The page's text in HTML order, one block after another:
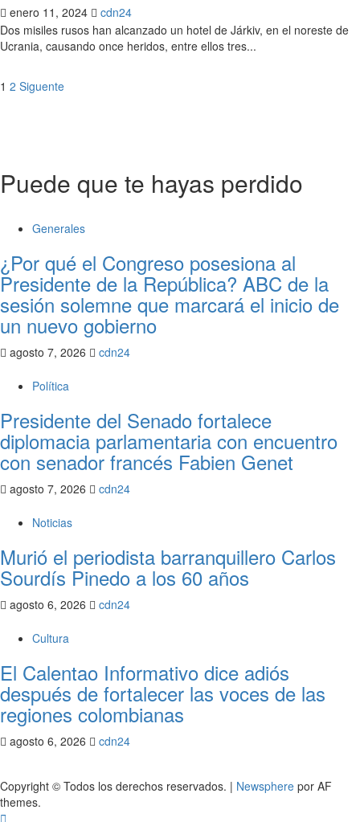
enero 11, 2024
cdn24
Dos misiles rusos han alcanzado un hotel de Járkiv, en el noreste de
Ucrania, causando once heridos, entre ellos tres...
Paginación
1 2 Siguente
Puede que te hayas perdido
Generales
¿Por qué el Congreso posesiona al
Presidente de la República? ABC de la
sesión solemne que marcará el inicio de
un nuevo gobierno
agosto 7, 2026 cdn24
Política
Presidente del Senado fortalece
diplomacia parlamentaria con encuentro
con senador francés Fabien Genet
agosto 7, 2026 cdn24
Noticias
Murió el periodista barranquillero Carlos
Sourdís Pinedo a los 60 años
agosto 6, 2026 cdn24
Cultura
El Calentao Informativo dice adiós
después de fortalecer las voces de las
regiones colombianas
agosto 6, 2026 cdn24
Copyright © Todos los derechos reservados. | Newsphere por AF
themes.